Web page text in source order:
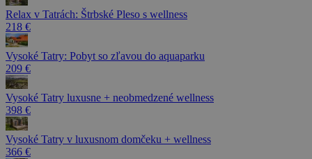
Relax v Tatrách: Štrbské Pleso s wellness
218 €
Vysoké Tatry: Pobyt so zľavou do aquaparku
209 €
Vysoké Tatry luxusne + neobmedzené wellness
398 €
Vysoké Tatry v luxusnom domčeku + wellness
366 €